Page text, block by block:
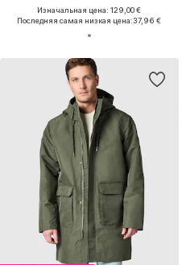
Изначальная цена: 129,00 €
Последняя самая низкая цена:37,96 €